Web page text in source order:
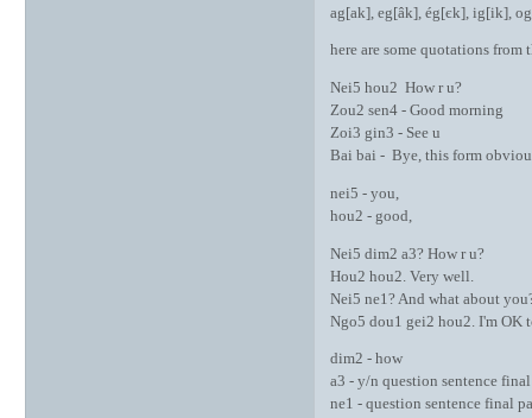
ag[ak], eg[âk], ég[єk], ig[ik],
here are some quotations from
Nei5 hou2 How r u?
Zou2 sen4 - Good morning
Zoi3 gin3 - See u
Bai bai - Bye, this form
nei5 - you,
hou2 - good,
Nei5 dim2 a3? How r u?
Hou2 hou2. Very well.
Nei5 ne1? And what about
Ngo5 dou1 gei2 hou2. I'm OK
dim2 - how
a3 - y/n question sentence
ne1 - question sentence final